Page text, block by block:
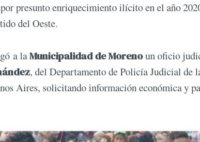
presunto enriquecimiento ilícito en el año
del Oeste.
a laMunicipalidad de Morenoun oficio
, del Departamento de Policía Judicial de
Aires, solicitando información económica y